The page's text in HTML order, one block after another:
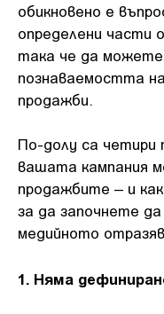
обикновено е
определени части
така че да
познаваемостта
продажби.
По-долу са четири
вашата кампания
продажбите – и
за да започнете
медийното
1. Няма